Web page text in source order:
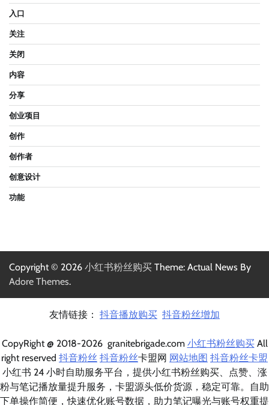
入口
关注
关闭
内容
分享
创业项目
创作
创作者
创意设计
功能
Copyright © 2026 小红书粉丝购买 Theme: Actual News By
Adore Themes.
友情链接： 抖音播放购买 抖音粉丝增加
CopyRight @ 2018-2026 granitebrigade.com 小红书粉丝购买All
right reserved 抖音粉丝 抖音粉丝卡盟网 网站地图 抖音粉丝卡盟
小红书 24 小时自助服务平台，提供小红书粉丝购买、点赞、涨
粉与笔记播放量提升服务，卡盟源头低价货源，稳定可靠。自助
下单操作简便，快速优化账号数据，助力笔记曝光与账号权重提